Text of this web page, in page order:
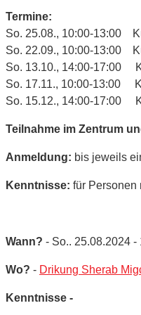
Termine:
So. 25.08., 10:00-13:00
So. 22.09., 10:00-13:00
So. 13.10., 14:00-17:00
So. 17.11., 10:00-13:00
So. 15.12., 14:00-17:00
Teilnahme im Zentrum
Anmeldung: bis jeweils
Kenntnisse: für Personen
Wann? - So.. 25.08.2024 -
Wo? - Drikung Sherab
Kenntnisse -